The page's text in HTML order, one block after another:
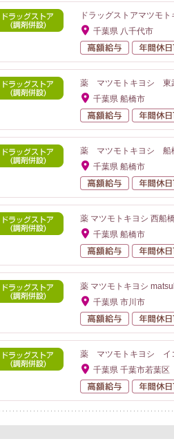
ドラッグストアマツモ
千葉県 八千代市
高額給与
薬 マツモトキヨシ 東
千葉県 船橋市
高額給与
薬 マツモトキヨシ 船
千葉県 船橋市
高額給与
薬 マツモトキヨシ 西船
千葉県 船橋市
高額給与
薬 マツモトキヨシ
千葉県 市川市
高額給与
薬 マツモトキヨシ イ
千葉県 千葉市若葉区
高額給与